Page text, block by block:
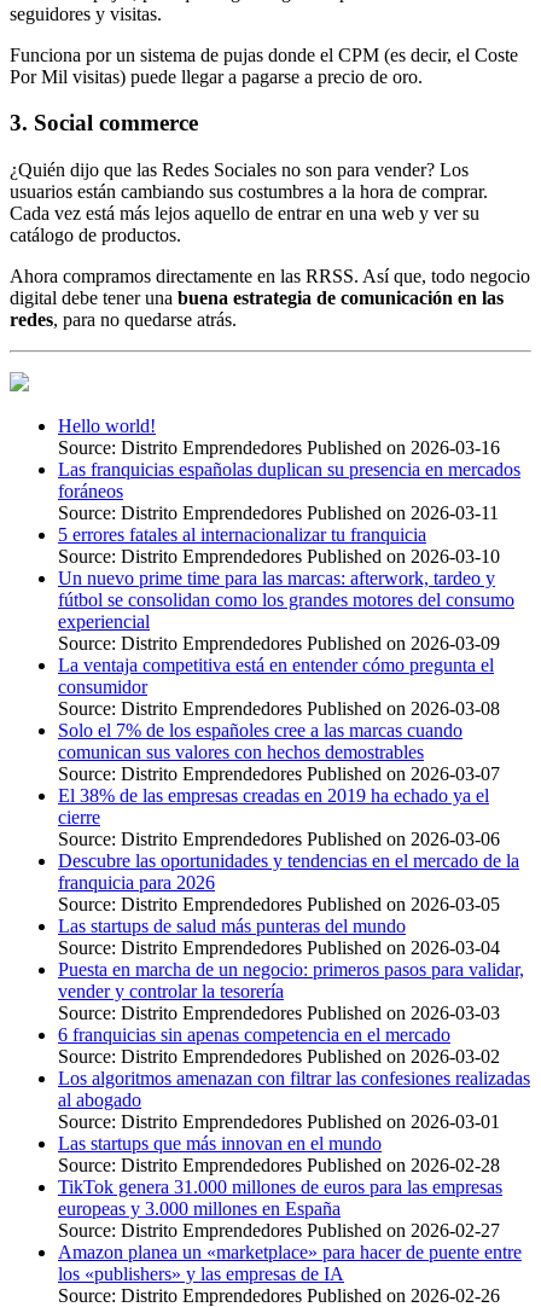
seguidores y visitas.
Funciona por un sistema de pujas donde el CPM (es decir, el Coste
Por Mil visitas) puede llegar a pagarse a precio de oro.
3. Social commerce
¿Quién dijo que las Redes Sociales no son para vender? Los
usuarios están cambiando sus costumbres a la hora de comprar.
Cada vez está más lejos aquello de entrar en una web y ver su
catálogo de productos.
Ahora compramos directamente en las RRSS. Así que, todo negocio
digital debe tener una buena estrategia de comunicación en las
redes, para no quedarse atrás.
Hello world!
Source: Distrito Emprendedores Published on 2026-03-16
Las franquicias españolas duplican su presencia en mercados
foráneos
Source: Distrito Emprendedores Published on 2026-03-11
5 errores fatales al internacionalizar tu franquicia
Source: Distrito Emprendedores Published on 2026-03-10
Un nuevo prime time para las marcas: afterwork, tardeo y
fútbol se consolidan como los grandes motores del consumo
experiencial
Source: Distrito Emprendedores Published on 2026-03-09
La ventaja competitiva está en entender cómo pregunta el
consumidor
Source: Distrito Emprendedores Published on 2026-03-08
Solo el 7% de los españoles cree a las marcas cuando
comunican sus valores con hechos demostrables
Source: Distrito Emprendedores Published on 2026-03-07
El 38% de las empresas creadas en 2019 ha echado ya el
cierre
Source: Distrito Emprendedores Published on 2026-03-06
Descubre las oportunidades y tendencias en el mercado de la
franquicia para 2026
Source: Distrito Emprendedores Published on 2026-03-05
Las startups de salud más punteras del mundo
Source: Distrito Emprendedores Published on 2026-03-04
Puesta en marcha de un negocio: primeros pasos para validar,
vender y controlar la tesorería
Source: Distrito Emprendedores Published on 2026-03-03
6 franquicias sin apenas competencia en el mercado
Source: Distrito Emprendedores Published on 2026-03-02
Los algoritmos amenazan con filtrar las confesiones realizadas
al abogado
Source: Distrito Emprendedores Published on 2026-03-01
Las startups que más innovan en el mundo
Source: Distrito Emprendedores Published on 2026-02-28
TikTok genera 31.000 millones de euros para las empresas
europeas y 3.000 millones en España
Source: Distrito Emprendedores Published on 2026-02-27
Amazon planea un «marketplace» para hacer de puente entre
los «publishers» y las empresas de IA
Source: Distrito Emprendedores Published on 2026-02-26